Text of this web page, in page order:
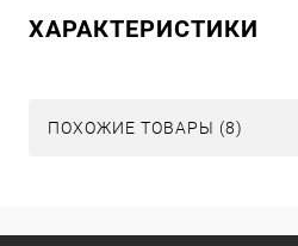
ХАРАКТЕРИСТИКИ
ПОХОЖИЕ ТОВАРЫ (8)